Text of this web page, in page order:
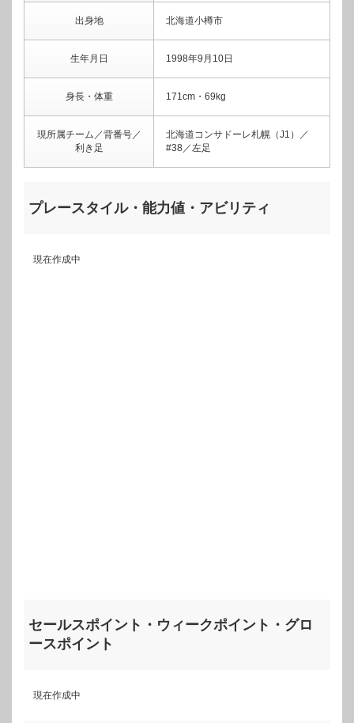
出身地 北海道小樽市
生年月日 1998年9月10日
身長・体重 171cm・69kg
現所属チーム／背番号／
利き足
北海道コンサドーレ札幌（J1）／
#38／左足
プレースタイル・能力値・アビリティ
現在作成中
セールスポイント・ウィークポイント・グロ
ースポイント
現在作成中